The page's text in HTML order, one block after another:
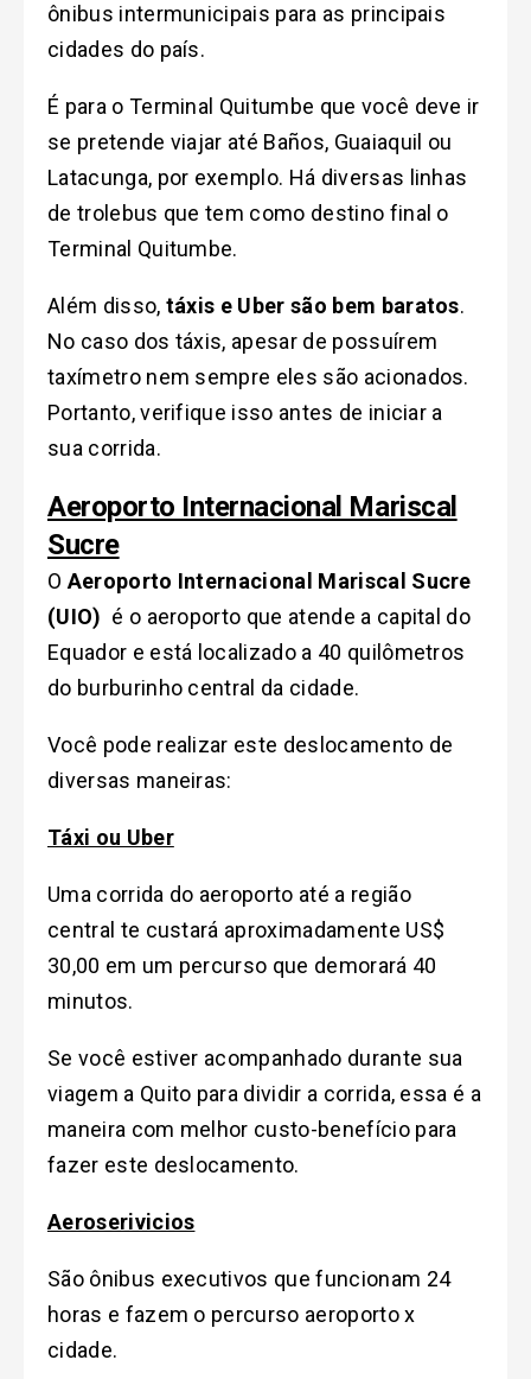
ônibus intermunicipais para as principais
cidades do país.
É para o Terminal Quitumbe que você deve ir
se pretende viajar até Baños, Guaiaquil ou
Latacunga, por exemplo. Há diversas linhas
de trolebus que tem como destino final o
Terminal Quitumbe.
Além disso, táxis e Uber são bem baratos.
No caso dos táxis, apesar de possuírem
taxímetro nem sempre eles são acionados.
Portanto, verifique isso antes de iniciar a
sua corrida.
Aeroporto Internacional Mariscal
Sucre
O Aeroporto Internacional Mariscal Sucre
(UIO) é o aeroporto que atende a capital do
Equador e está localizado a 40 quilômetros
do burburinho central da cidade.
Você pode realizar este deslocamento de
diversas maneiras:
Táxi ou Uber
Uma corrida do aeroporto até a região
central te custará aproximadamente US$
30,00 em um percurso que demorará 40
minutos.
Se você estiver acompanhado durante sua
viagem a Quito para dividir a corrida, essa é a
maneira com melhor custo-benefício para
fazer este deslocamento.
Aeroserivicios
São ônibus executivos que funcionam 24
horas e fazem o percurso aeroporto x
cidade.